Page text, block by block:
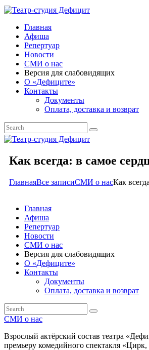
Главная
Афиша
Репертуар
Новости
СМИ о нас
Версия для слабовидящих
О «Дефиците»
Контакты
Документы
Оплата, доставка и возврат
Как всегда: в самое
ГлавнаяВсе записиСМИ о насКак
Главная
Афиша
Репертуар
Новости
СМИ о нас
Версия для слабовидящих
О «Дефиците»
Контакты
Документы
Оплата, доставка и возврат
СМИ о нас
Взрослый актёрский состав театра
премьеру комедийного спектакля «Цирк,